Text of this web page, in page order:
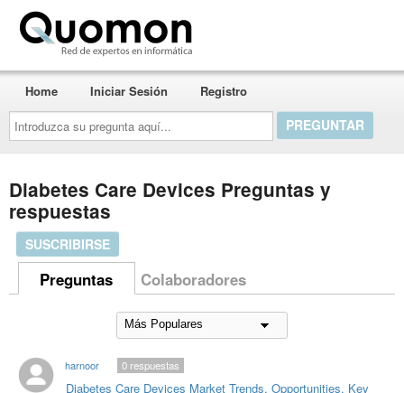
Introduzca
su
pregunta
aquí...
Home Iniciar Sesión Registro
Diabetes Care Devices Preguntas y
respuestas
SUSCRIBIRSE
Preguntas Colaboradores
harnoor
Diabetes Care Devices Market Trends, Opportunities, Key
0respuestas